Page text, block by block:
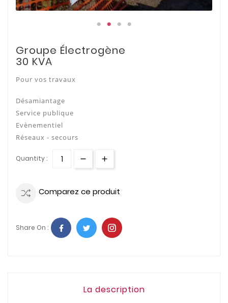
Groupe Électrogène
30 KVA
Pour vos travaux
Désamiantage
Service publique
Evènementiel
Réseaux - secours
Quantity :
Comparez ce produit
Share On :
La description